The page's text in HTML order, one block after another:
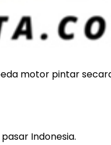
motor pintar
Indonesia.